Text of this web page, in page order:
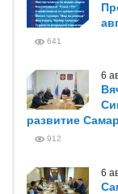
641
6
развитие
912
6